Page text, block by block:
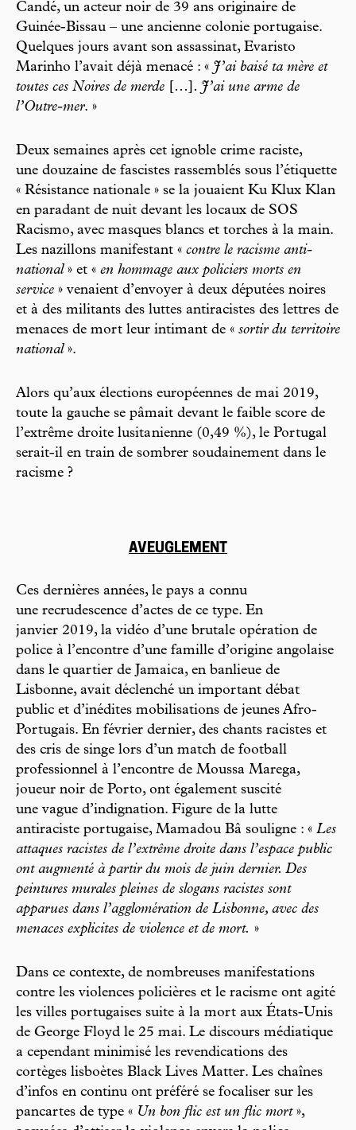
Candé, un acteur noir de 39 ans originaire de
Guinée-Bissau – une ancienne colonie portugaise.
Quelques jours avant son assassinat, Evaristo
Marinho l’avait déjà menacé : « J’ai baisé ta mère et
toutes ces Noires de merde
[…] . J’ai une arme de
l’Outre-mer. »
Deux semaines après cet ignoble crime raciste,
une douzaine de fascistes rassemblés sous l’étiquette
« Résistance nationale » se la jouaient Ku Klux Klan
en paradant de nuit devant les locaux de SOS
Racismo, avec masques blancs et torches à la main.
Les nazillons manifestant « contre le racisme anti-
national» et « en hommage aux policiers morts en
service » venaient d’envoyer à deux députées noires
et à des militants des luttes antiracistes des lettres de
menaces de mort leur intimant de « sortir du territoire
national».
Alors qu’aux élections européennes de mai 2019,
toute la gauche se pâmait devant le faible score de
l’extrême droite lusita nienne (0,49 %), le Portugal
serait-il en train de sombrer soudainement dans le
racisme ?
AVEUGLEMENT
Ces dernières années, le pays a connu
une recrudescence d’actes de ce type. En
janvier 2019, la vidéo d’une brutale opération de
police à l’encontre d’une famille d’origine angolaise
dans le quartier de Jamaica, en banlieue de
Lisbonne, avait déclenché un important débat
public et d’inédites mobilisations de jeunes Afro-
Portugais. En février dernier, des chants racistes et
des cris de singe lors d’un match de football
professionnel à l’encontre de Moussa Marega,
joueur noir de Porto, ont également suscité
une vague d’indignation. Figure de la lutte
antiraciste portugaise, Mamadou Bâ souligne : « Les
attaques racistes de l’extrême droite dans l’espace public
ont augmenté à partir du mois de juin dernier. Des
peintures murales pleines de slogans racistes sont
apparues dans l’agglomération de Lisbonne, avec des
menaces explicites de violence et de mort. »
Dans ce contexte, de nombreuses manifestations
contre les violences policières et le racisme ont agité
les villes portugaises suite à la mort aux États-Unis
de George Floyd le 25 mai. Le discours médiatique
a cependant minimisé les revendications des
cortèges lisboètes Black Lives Matter. Les chaînes
d’infos en continu ont préféré se focaliser sur les
pancartes de type « Un bon flic est un flic mort»,